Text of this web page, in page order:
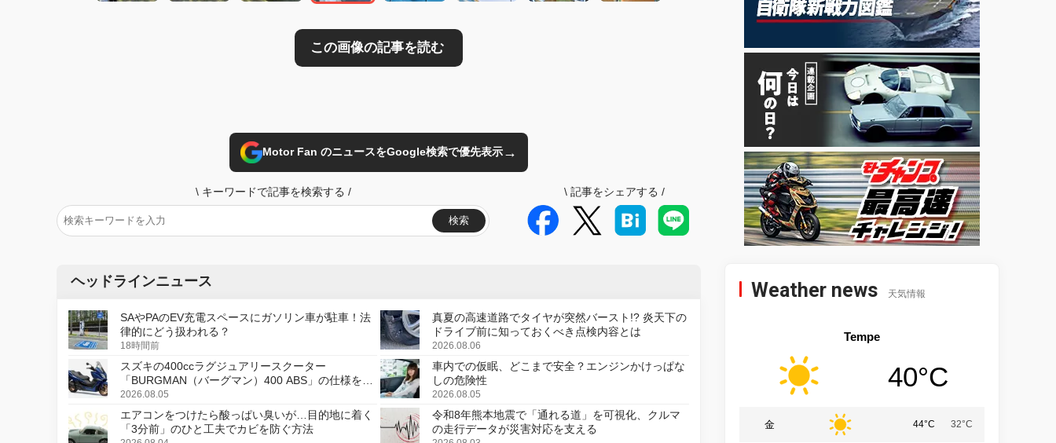
Motor Fan のニュースをGoogle検索で優先表示→
\ キーワードで記事を検索する /
検索
\ 記事をシェアする /
ヘッドラインニュース
SAやPAのEV充電スペースにガソリン車が駐車！法
律的にどう扱われる？
18時間前
真夏の高速道路でタイヤが突然バースト!? 炎天下の
ドライブ前に知っておくべき点検内容とは
2026.08.06
スズキの400ccラグジュアリースクーター
「BURGMAN（バーグマン）400 ABS」の仕様を変
更し、8月18日に発売
2026.08.05
車内での仮眠、どこまで安全？エンジンかけっぱな
しの危険性
2026.08.05
エアコンをつけたら酸っぱい臭いが…目的地に着く
「3分前」のひと工夫でカビを防ぐ方法
令和8年熊本地震で「通れる道」を可視化、クルマ
の走行データが災害対応を支える
Weather news 天気情報
Tempe
40°C
金 44°C 32°C